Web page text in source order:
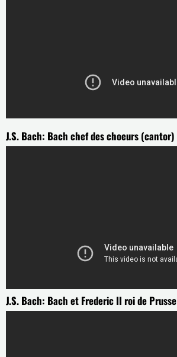
J.S. Bach: Bach chef des choeurs (cantor)
J.S. Bach: Bach et Frederic II roi de Prusse